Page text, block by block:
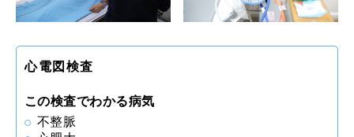
心電図検査
この検査でわかる病気
不整脈